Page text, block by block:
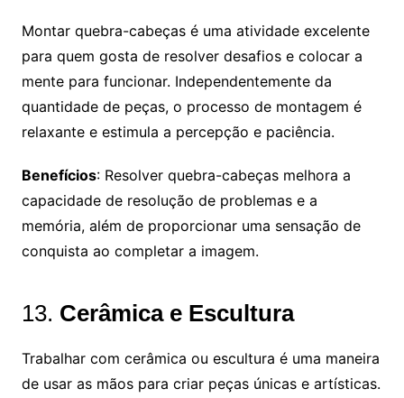
Montar quebra-cabeças é uma atividade excelente
para quem gosta de resolver desafios e colocar a
mente para funcionar. Independentemente da
quantidade de peças, o processo de montagem é
relaxante e estimula a percepção e paciência.
Benefícios: Resolver quebra-cabeças melhora a
capacidade de resolução de problemas e a
memória, além de proporcionar uma sensação de
conquista ao completar a imagem.
13. Cerâmica e Escultura
Trabalhar com cerâmica ou escultura é uma maneira
de usar as mãos para criar peças únicas e artísticas.